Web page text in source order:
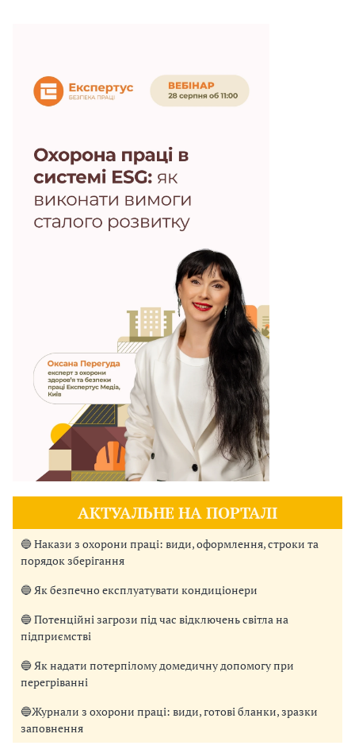
АКТУАЛЬНЕ НА ПОРТАЛІ
🔵 Накази з охорони праці: види, оформлення, строки та
порядок зберігання
🔵 Як безпечно експлуатувати кондиціонери
🔵 Потенційні загрози під час відключень світла на
підприємстві
🔵 Як надати потерпілому домедичну допомогу при
перегріванні
🔵Журнали з охорони праці: види, готові бланки, зразки
заповнення